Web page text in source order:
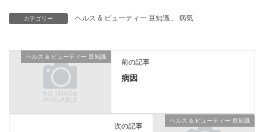
カテゴリー ヘルス & ビューティー 豆知識 、 病気
ヘルス & ビューティー 豆知識
前の記事
病因
ヘルス & ビューティー 豆知識
次の記事